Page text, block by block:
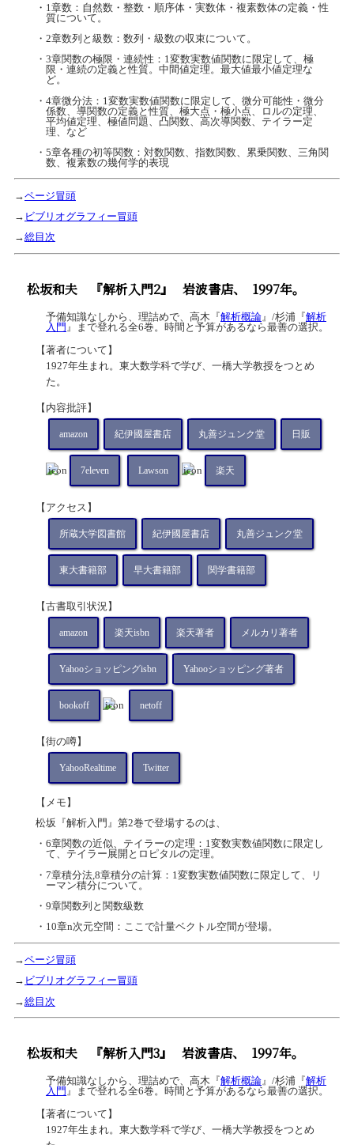
・1章数：自然数・整数・順序体・実数体・複素数体の定義・性
質について。
・2章数列と級数：数列・級数の収束について。
・3章関数の極限・連続性：1変数実数値関数に限定して、極
限・連続の定義と性質。中間値定理。最大値最小値定理な
ど。
・4章微分法：1変数実数値関数に限定して、微分可能性・微分
係数、導関数の定義と性質、極大点・極小点、ロルの定理、
平均値定理、極値問題、凸関数、高次導関数、テイラー定
理、など
・5章各種の初等関数：対数関数、指数関数、累乗関数、三角関
数、複素数の幾何学的表現
→ページ冒頭
→ ビブリオグラフィー冒頭
→総目次
松坂和夫 『解析入門2』 岩波書店、 1997年。
予備知識なしから、理詰めで、高木『解析概論 』/杉浦『解析
入門 』まで登れる全6巻。時間と予算があるなら最善の選択。
【著者について】
1927年生まれ。東大数学科で学び、一橋大学教授をつとめ
た。
【内容批評】
amazon 紀伊國屋書店 丸善ジュンク堂 日販
7eleven Lawson 楽天
【アクセス】
所蔵大学図書館 紀伊國屋書店 丸善ジュンク堂
東大書籍部 早大書籍部 関学書籍部
【古書取引状況】
amazon 楽天isbn 楽天著者 メルカリ著者
Yahooショッピングisbn Yahooショッピング著者
bookoff netoff
【街の噂】
YahooRealtime Twitter
【メモ】
松坂『解析入門』第2巻で登場するのは、
・6章関数の近似、テイラーの定理：1変数実数値関数に限定し
て、テイラー展開とロピタルの定理。
・7章積分法,8章積分の計算：1変数実数値関数に限定して、リ
ーマン積分について。
・9章関数列と関数級数
・10章n次元空間：ここで計量ベクトル空間が登場。
→ページ冒頭
→ ビブリオグラフィー冒頭
→総目次
松坂和夫 『解析入門3』 岩波書店、 1997年。
予備知識なしから、理詰めで、高木『解析概論』/杉浦『解析
入門 』まで登れる全6巻。時間と予算があるなら最善の選択。
【著者について】
1927年生まれ。東大数学科で学び、一橋大学教授をつとめ